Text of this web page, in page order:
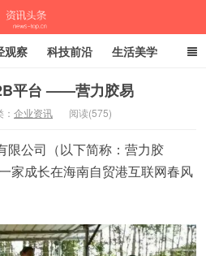
观察 科技前沿 生活美学
平台 ——营力胶易
企业资讯 阅读(575)
限公司（以下简称：营力胶
家成长在海南自贸港互联网春风